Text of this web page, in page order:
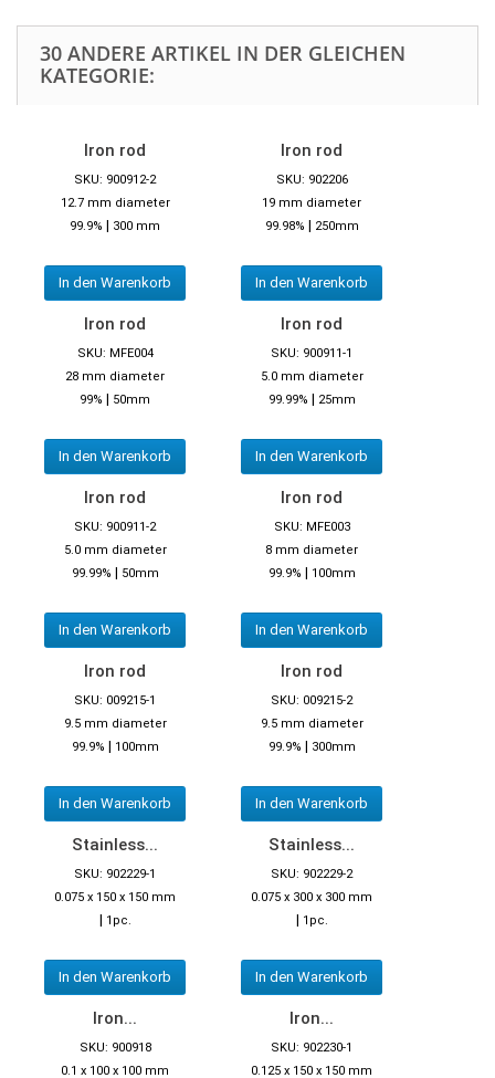
30 ANDERE ARTIKEL IN DER GLEICHEN
KATEGORIE:
Iron rod
SKU: 900912-2
12.7 mm diameter
99.9% | 300 mm
In den Warenkorb
Iron rod
SKU: 902206
19 mm diameter
99.98% | 250mm
In den Warenkorb
Iron rod
SKU: MFE004
28 mm diameter
99% | 50mm
In den Warenkorb
Iron rod
SKU: 900911-1
5.0 mm diameter
99.99% | 25mm
In den Warenkorb
Iron rod
SKU: 900911-2
5.0 mm diameter
99.99% | 50mm
In den Warenkorb
Iron rod
SKU: MFE003
8 mm diameter
99.9% | 100mm
In den Warenkorb
Iron rod
SKU: 009215-1
9.5 mm diameter
99.9% | 100mm
In den Warenkorb
Iron rod
SKU: 009215-2
9.5 mm diameter
99.9% | 300mm
In den Warenkorb
Stainless...
SKU: 902229-1
0.075 x 150 x 150 mm
| 1pc.
In den Warenkorb
Stainless...
SKU: 902229-2
0.075 x 300 x 300 mm
| 1pc.
In den Warenkorb
Iron...
SKU: 900918
0.1 x 100 x 100 mm
Iron...
SKU: 902230-1
0.125 x 150 x 150 mm